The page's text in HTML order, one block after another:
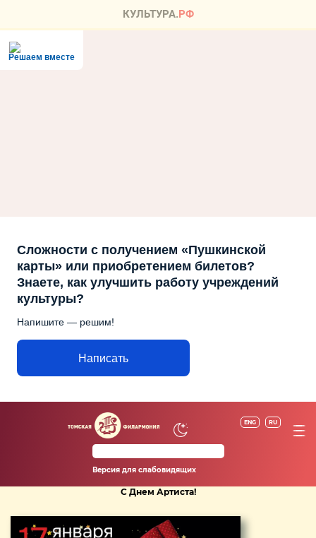
Решаем вместе
Сложности с получением «Пушкинской
карты» или приобретением билетов?
Знаете, как улучшить работу учреждений
культуры?
Напишите — решим!
Написать
ENG RU
Версия для слабовидящих
С Днем Артиста!